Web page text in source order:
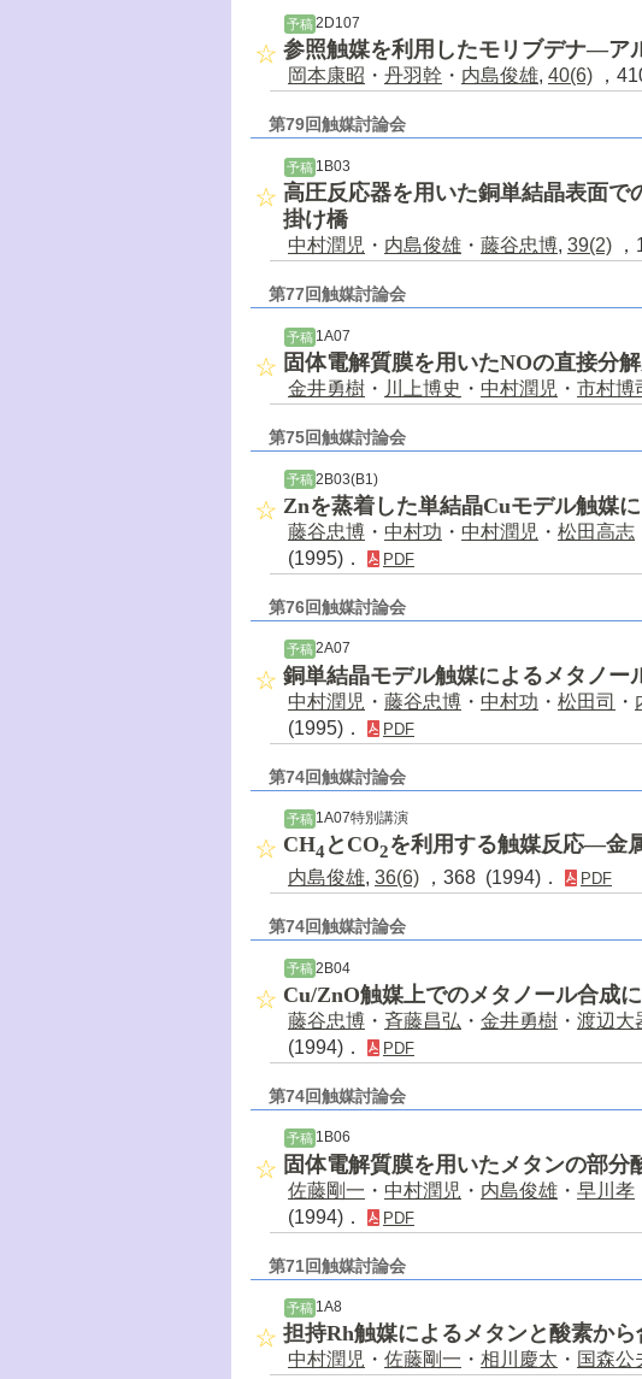
予稿 2D107
参照触媒を利用したモリブデナ―ア
岡本康昭 ・ 丹羽幹 ・ 内島俊雄, 40(6) ，
第79回触媒討論会
予稿1B03
高圧反応器を用いた銅単結晶表面
掛け橋
中村潤児 ・ 内島俊雄 ・ 藤谷忠博, 39(2)
第77回触媒討論会
予稿1A07
固体電解質膜を用いたNOの直接分
金井勇樹 ・ 川上博史 ・ 中村潤児 ・ 市村博
第75回触媒討論会
予稿 2B03(B1)
Znを蒸着した単結晶Cuモデル触媒
藤谷忠博 ・ 中村功 ・ 中村潤児 ・ 松田高志
(1995)．
PDF
第76回触媒討論会
予稿 2A07
銅単結晶モデル触媒によるメタノ
中村潤児 ・ 藤谷忠博 ・ 中村功 ・ 松田司 ・
(1995)．
PDF
第74回触媒討論会
予稿 1A07特別講演
CH4とCO2を利用する触媒反応―金
内島俊雄, 36(6) ，368 (1994)． PDF
第74回触媒討論会
予稿 2B04
Cu/ZnO触媒上でのメタノール合成
藤谷忠博 ・ 斉藤昌弘 ・ 金井勇樹 ・ 渡辺大
(1994)．
PDF
第74回触媒討論会
予稿 1B06
固体電解質膜を用いたメタンの部
佐藤剛一 ・ 中村潤児 ・ 内島俊雄 ・ 早川孝
(1994)．
PDF
第71回触媒討論会
予稿 1A8
担持Rh触媒によるメタンと酸素か
中村潤児 ・ 佐藤剛一 ・ 相川慶太 ・ 国森公